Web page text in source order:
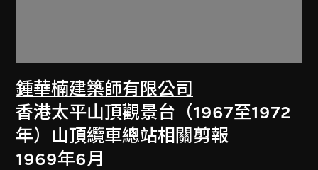
鍾華楠建築師有限公司
香港太平山頂觀景台（1967至1972
年）山頂纜車總站相關剪報
1969年6月